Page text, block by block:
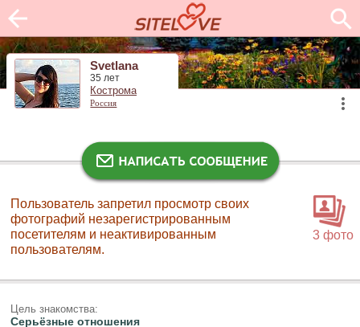
Svetlana
35 лет
Кострома
Россия
3 фото
Пользователь запретил просмотр своих
фотографий незарегистрированным
посетителям и неактивированным
пользователям.
Цель знакомства:
Серьёзные отношения